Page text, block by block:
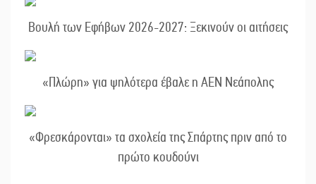
Βουλή των Εφήβων 2026-2027: Ξεκινούν οι αιτήσεις
«Πλώρη» για ψηλότερα έβαλε η ΑΕΝ Νεάπολης
«Φρεσκάρονται» τα σχολεία της Σπάρτης πριν από το
πρώτο κουδούνι